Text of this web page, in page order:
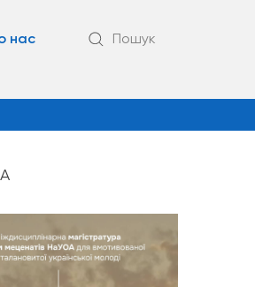
нас Пошук